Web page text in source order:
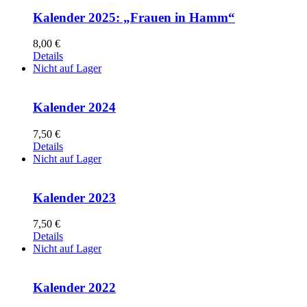
Kalender 2025: „Frauen in Hamm“
8,00 €
Details
Nicht auf Lager
Kalender 2024
7,50 €
Details
Nicht auf Lager
Kalender 2023
7,50 €
Details
Nicht auf Lager
Kalender 2022